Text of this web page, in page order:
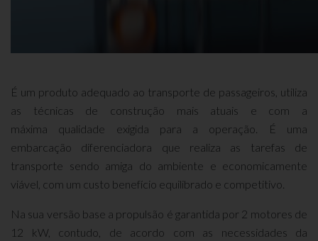
É um produto adequado ao transporte de passageiros, utiliza
as técnicas de construção mais atuais e com a
máxima qualidade exigida para a operação. É uma
embarcação diferenciadora que realiza as tarefas de
transporte sendo amiga do ambiente e economicamente
viável, com um custo benefício equilibrado e competitivo.
Na sua versão base a propulsão é garantida por 2 motores de
12 kW, contudo, de acordo com as necessidades da